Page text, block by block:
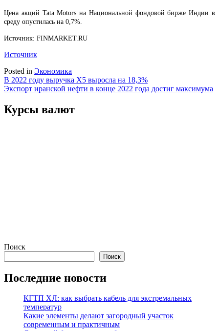
Цена акций Tata Motors на Национальной фондовой бирже Индии в
среду опустилась на 0,7%.
Источник: FINMARKET.RU
Источник
Posted in Экономика
Навигация
по
записям
В 2022 году выручка Х5 выросла на 18,3%
Экспорт иранской нефти в конце 2022 года достиг максимума
Курсы валют
Поиск
Поиск
Последние новости
КГТП ХЛ: как выбрать кабель для экстремальных
температур
Какие элементы делают загородный участок
современным и практичным